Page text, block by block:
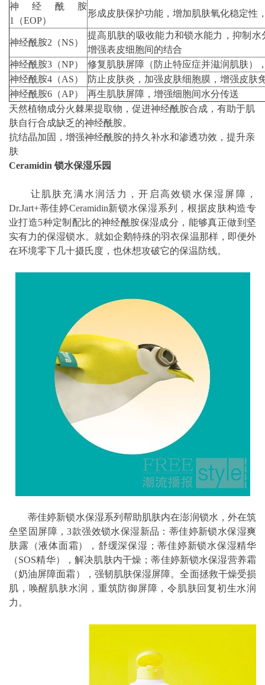
神经酰胺
1（EOP）
形成皮肤保护功能，增加肌肤氧化稳定性
神经酰胺2（NS）
提高肌肤的吸收能力和锁水能力，抑制
增强表皮细胞间的结合
神经酰胺3（NP）
修复肌肤屏障（防止特应症并滋润肌肤）
神经酰胺4（AS）
防止皮肤炎，加强皮肤细胞膜，增强皮肤
神经酰胺6（AP）
再生肌肤屏障，增强细胞间水分传送
天然植物成分火棘果提取物，促进神经酰胺合成，有助于肌
肤自行合成缺乏的神经酰胺。
抗结晶加固，增强神经酰胺的持久补水和渗透功效，提升亲
肤
Ceramidin 锁水保湿乐园
让肌肤充满水润活力，开启高效锁水保湿屏障，
Dr.Jart+蒂佳婷Ceramidin新锁水保湿系列，根据皮肤构造专
业打造5种定制配比的神经酰胺保湿成分，能够真正做到坚
实有力的保湿锁水。就如企鹅特殊的羽衣保温那样，即便外
在环境零下几十摄氏度，也休想攻破它的保温防线。
蒂佳婷新锁水保湿系列帮助肌肤内在澎润锁水，外在筑
垒坚固屏障，3款强效锁水保湿新品：蒂佳婷新锁水保湿爽
肤露（液体面霜），舒缓深保湿；蒂佳婷新锁水保湿精华
（SOS精华），解决肌肤内干燥；蒂佳婷新锁水保湿营养霜
（奶油屏障面霜），强韧肌肤保湿屏障。全面拯救干燥受损
肌，唤醒肌肤水润，重筑防御屏障，令肌肤回复初生水润
力。